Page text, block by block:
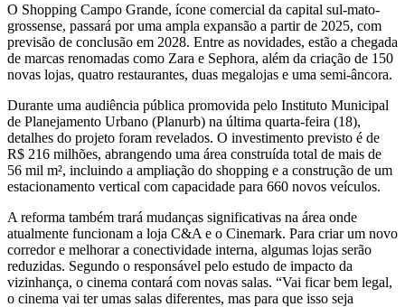
O Shopping Campo Grande, ícone comercial da capital sul-mato-
grossense, passará por uma ampla expansão a partir de 2025, com
previsão de conclusão em 2028. Entre as novidades, estão a chegada
de marcas renomadas como Zara e Sephora, além da criação de 150
novas lojas, quatro restaurantes, duas megalojas e uma semi-âncora.
Durante uma audiência pública promovida pelo Instituto Municipal
de Planejamento Urbano (Planurb) na última quarta-feira (18),
detalhes do projeto foram revelados. O investimento previsto é de
R$ 216 milhões, abrangendo uma área construída total de mais de
56 mil m², incluindo a ampliação do shopping e a construção de um
estacionamento vertical com capacidade para 660 novos veículos.
A reforma também trará mudanças significativas na área onde
atualmente funcionam a loja C&A e o Cinemark. Para criar um novo
corredor e melhorar a conectividade interna, algumas lojas serão
reduzidas. Segundo o responsável pelo estudo de impacto da
vizinhança, o cinema contará com novas salas. “Vai ficar bem legal,
o cinema vai ter umas salas diferentes, mas para que isso seja